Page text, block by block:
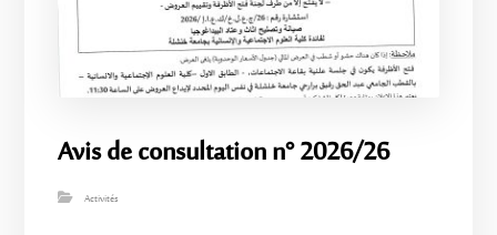
Avis de consultation n° 2026/26
Activités